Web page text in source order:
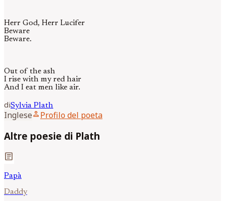
Herr God, Herr Lucifer
Beware
Beware.
Out of the ash
I rise with my red hair
And I eat men like air.
diSylvia Plath
Ingleseperson Profilo del poeta
Altre poesie di Plath
article
Papà
Daddy